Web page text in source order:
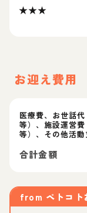
★★★
お迎え費用
医療費、お世話
等）、施設運営
等）、その他活
合計金額
from ペトコト